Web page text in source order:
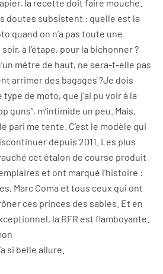
la recette doit faire mouche.
doutes subsistent : quelle est la
quand on n’a pas toute une
à l’étape, pour la bichonner ?
mètre de haut, ne sera-t-elle pas
arrimer des bagages ?Je dois
de moto, que j’ai pu voir à la
guns”, m’intimide un peu. Mais,
pari me tente. C’est le modèle qui
depuis 2011. Les plus
cet étalon de course produit
et ont marqué l’histoire :
Marc Coma et tous ceux qui ont
ces princes des sables. Et en
la RFR est flamboyante.
si belle allure.